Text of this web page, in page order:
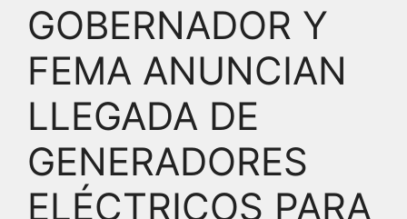
GOBERNADOR Y
FEMA ANUNCIAN
LLEGADA DE
GENERADORES
ELÉCTRICOS PARA